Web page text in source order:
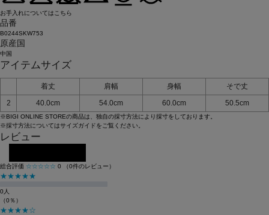
お手入れについてはこちら
品番
B0244SKW753
原産国
中国
アイテムサイズ
着丈 肩幅 身幅
そで丈
2
40.0cm 54.0cm 60.0cm 50.5cm
※BIGI ONLINE STOREの商品は、独自の採寸方法により採寸をしております。
※採寸方法についてはサイズガイドをご覧ください。
レビュー
総合評価 ☆☆☆☆☆ 0 （0件のレビュー）
★★★★★
0人
（0％）
★★★★☆